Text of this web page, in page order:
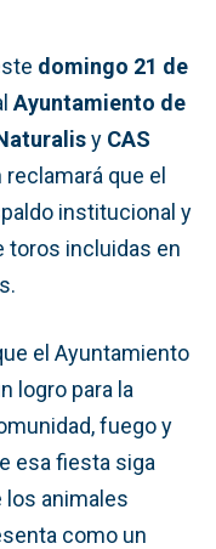
domingo 21 de
Ayuntamiento de
y CAS
que el
institucional y
toros incluidas en
el Ayuntamiento
logro para la
fuego y
esa fiesta siga
los animales
como un